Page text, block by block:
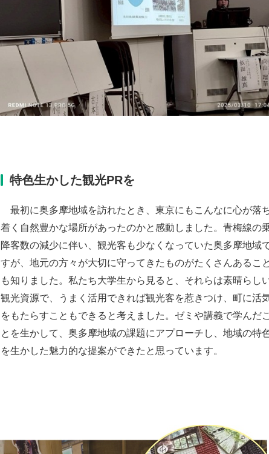
特色生かした観光PRを
最初に奥多摩地域を訪れたとき、東京にもこんなに心が落
着く自然豊かな場所があったのかと感動しました。青梅線の
降客数の減少に伴い、観光客も少なくなっていた奥多摩地域
すが、地元の方々が大切に守ってきたものがたくさんあること
も知りました。私たち大学生から見ると、それらは素晴らし
観光資源で、うまく活用できれば観光客を惹きつけ、町に活
をもたらすこともできると考えました。ゼミや講義で学んだこ
とを生かして、奥多摩地域の課題にアプローチし、地域の特
を生かした魅力的な提案ができたと思っています。